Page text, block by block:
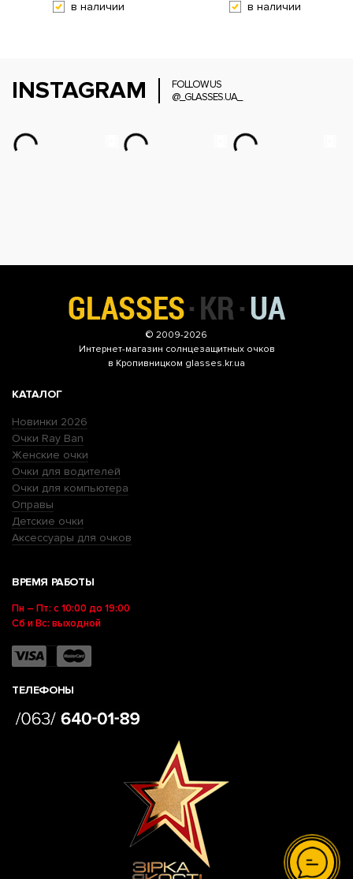
в наличии в наличии
INSTAGRAM
FOLLOW US
@_GLASSES.UA_
© 2009-2026
Интернет-магазин солнцезащитных очков
в Кропивницком glasses.kr.ua
КАТАЛОГ
Новинки 2026
Очки Ray Ban
Женские очки
Очки для водителей
Очки для компьютера
Оправы
Детские очки
Аксессуары для очков
ВРЕМЯ РАБОТЫ
Пн – Пт: с 10:00 до 19:00
Сб и Вс: выходной
ТЕЛЕФОНЫ